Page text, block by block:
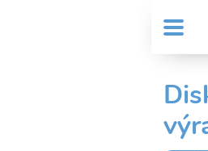
MENU
User